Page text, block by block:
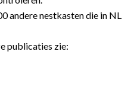
andere nestkasten die in NL
publicaties zie: